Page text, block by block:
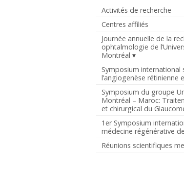
Activités de recherche
Centres affiliés
Journée annuelle de la
ophtalmologie de
Montréal
Symposium international
l’angiogenèse rétinienne
Symposium du groupe
Montréal – Maroc:
et chirurgical du
1er Symposium
médecine régénérative
Réunions scientifiques